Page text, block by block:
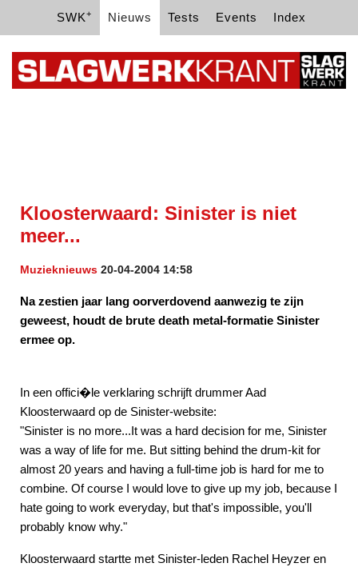
SWK+ Nieuws Tests Events Index
Kloosterwaard: Sinister is niet
meer...
Muzieknieuws 20-04-2004 14:58
Na zestien jaar lang oorverdovend aanwezig te zijn
geweest, houdt de brute death metal-formatie Sinister
ermee op.
In een offici�le verklaring schrijft drummer Aad
Kloosterwaard op de Sinister-website:
"Sinister is no more...It was a hard decision for me, Sinister
was a way of life for me. But sitting behind the drum-kit for
almost 20 years and having a full-time job is hard for me to
combine. Of course I would love to give up my job, because I
hate going to work everyday, but that's impossible, you'll
probably know why."
Kloosterwaard startte met Sinister-leden Rachel Heyzer en